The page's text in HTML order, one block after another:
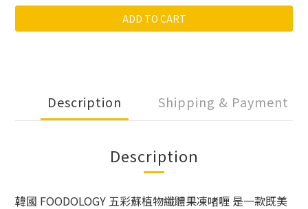
ADD TO CART
Description Shipping & Payment
Description
韓國 FOODOLOGY 五彩蘇植物纖體果凍啫喱 是一款既美